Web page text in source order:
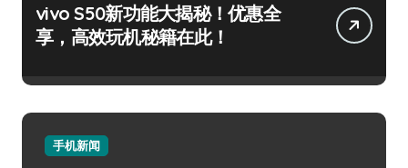
vivo S50新功能大揭秘！优惠全
享，高效玩机秘籍在此！
手机新闻